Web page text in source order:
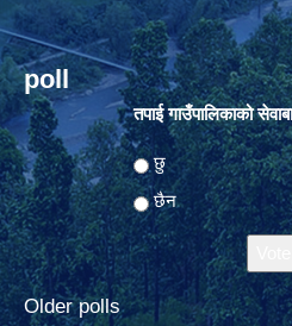
poll
तपाई गाउँपालिकाको
Choices
छु
छैन
Older polls